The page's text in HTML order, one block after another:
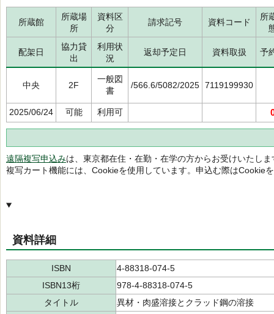
所蔵館
所蔵場
所
資料区
分
請求記号 資料コード
所
配架日
協力貸
出
利用状
況
返却予定日 資料取扱 予
中央 2F
一般図
書
/566.6/5082/2025 7119199930
2025/06/24 可能 利用可
遠隔複写申込みは、東京都在住・在勤・在学の方からお受けいたしま
複写カート機能には、Cookieを使用しています。申込む際はCookie
資料詳細
ISBN
4-88318-074-5
ISBN13桁
978-4-88318-074-5
タイトル
異材・肉盛溶接とクラッド鋼の溶接